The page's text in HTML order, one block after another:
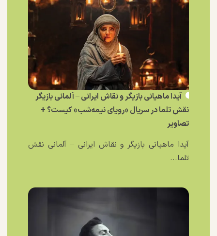
آیدا ماهیانی بازیگر و نقاش ایرانی – آلمانی بازیگر
نقش تلما در سریال «رویای نیمه‌شب» کیست؟ +
تصاویر
آیدا ماهیانی بازیگر و نقاش ایرانی – آلمانی نقش
تلما...